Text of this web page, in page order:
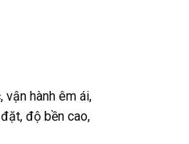
hành êm ái,
độ bền cao,